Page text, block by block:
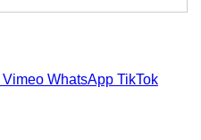
Vimeo WhatsApp TikTok